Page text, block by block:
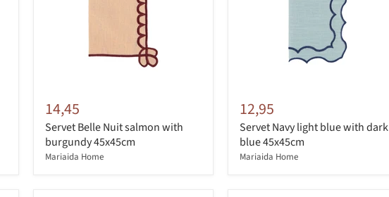
14,45
Servet Belle Nuit salmon with
burgundy 45x45cm
Mariaida Home
12,95
Servet Navy light blue with dark
blue 45x45cm
Mariaida Home